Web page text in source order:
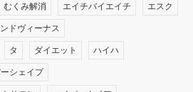
むくみ解消 エイチバイエイチ エスク
ドヴィーナス
タ ダイエット ハイハ
シェイプ